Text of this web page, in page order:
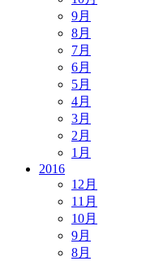
9月
8月
7月
6月
5月
4月
3月
2月
1月
2016
12月
11月
10月
9月
8月